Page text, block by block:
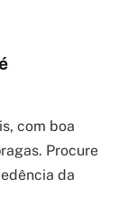
com boa
Procure
da